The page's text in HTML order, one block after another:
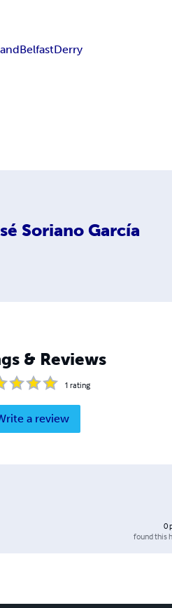
BelfastDerry
Soriano García
& Reviews
1 rating
a review
0
found this